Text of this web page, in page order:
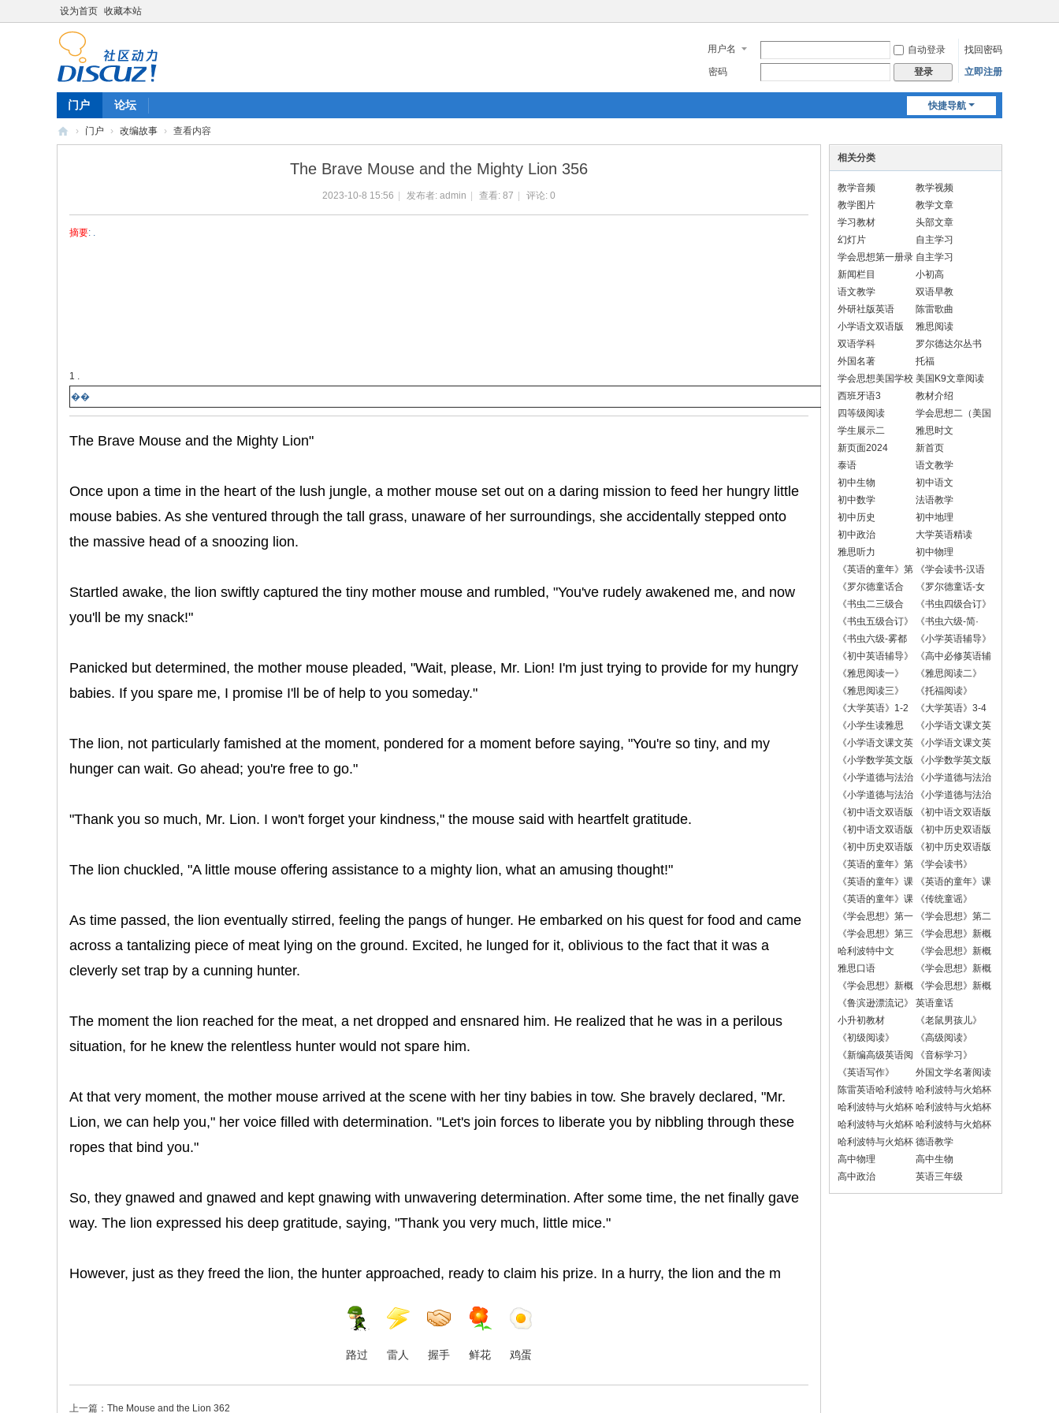
设为首页 收藏本站
用户名 自动登录
找回密码
密码
登录 立即注册
快捷导航
门户 论坛
› 门户 › 改编故事 › 查看内容
The Brave Mouse and the Mighty Lion 356
2023-10-8 15:56 发布者: admin 查看: 87 评论: 0
摘要: .
1 .
��
The Brave Mouse and the Mighty Lion"
Once upon a time in the heart of the lush jungle, a mother mouse set out on a daring mission to feed her hungry little
mouse babies. As she ventured through the tall grass, unaware of her surroundings, she accidentally stepped onto
the massive head of a snoozing lion.
Startled awake, the lion swiftly captured the tiny mother mouse and rumbled, "You've rudely awakened me, and now
you'll be my snack!"
Panicked but determined, the mother mouse pleaded, "Wait, please, Mr. Lion! I'm just trying to provide for my hungry
babies. If you spare me, I promise I'll be of help to you someday."
The lion, not particularly famished at the moment, pondered for a moment before saying, "You're so tiny, and my
hunger can wait. Go ahead; you're free to go."
"Thank you so much, Mr. Lion. I won't forget your kindness," the mouse said with heartfelt gratitude.
The lion chuckled, "A little mouse offering assistance to a mighty lion, what an amusing thought!"
As time passed, the lion eventually stirred, feeling the pangs of hunger. He embarked on his quest for food and came
across a tantalizing piece of meat lying on the ground. Excited, he lunged for it, oblivious to the fact that it was a
cleverly set trap by a cunning hunter.
The moment the lion reached for the meat, a net dropped and ensnared him. He realized that he was in a perilous
situation, for he knew the relentless hunter would not spare him.
At that very moment, the mother mouse arrived at the scene with her tiny babies in tow. She bravely declared, "Mr.
Lion, we can help you," her voice filled with determination. "Let's join forces to liberate you by nibbling through these
ropes that bind you."
So, they gnawed and gnawed and kept gnawing with unwavering determination. After some time, the net finally gave
way. The lion expressed his deep gratitude, saying, "Thank you very much, little mice."
However, just as they freed the lion, the hunter approached, ready to claim his prize. In a hurry, the lion and the m
路过 雷人 握手 鲜花 鸡蛋
上一篇： The Mouse and the Lion 362
相关分类
教学音频
教学视频
教学图片
教学文章
学习教材
头部文章
幻灯片
自主学习
学会思想第一册录
音.
自主学习
新闻栏目
小初高
语文教学
双语早教
外研社版英语
陈雷歌曲
小学语文双语版
雅思阅读
双语学科
罗尔德达尔丛书
外国名著
托福
学会思想美国学校
版
美国K9文章阅读
西班牙语3
教材介绍
四等级阅读
学会思想二（美国
小学六年级版）
学生展示二
雅思时文
新页面2024
新首页
泰语
语文教学
初中生物
初中语文
初中数学
法语教学
初中历史
初中地理
初中政治
大学英语精读
雅思听力
初中物理
《英语的童年》第
一册
《学会读书-汉语
版》
《罗尔德童话合
订》（《魔法手
指》+《了不起的
狐狸爸爸》+《小
乔治的神奇魔
药》）
《罗尔德童话-女
巫》
《书虫二三级合
订》
《书虫四级合订》
（《双城记》《黑
骏马》）
《书虫五级合订》
（《大卫科波菲
尔》《远大前
程》）
《书虫六级-简·
爱》
《书虫六级-雾都
孤儿》
《小学英语辅导》
《初中英语辅导》
《高中必修英语辅
导》
《雅思阅读一》
（加中心思想）
《雅思阅读二》
《雅思阅读三》
《托福阅读》
《大学英语》1-2
册
《大学英语》3-4
册
《小学生读雅思
一》
《小学语文课文英
文版一年级》
《小学语文课文英
文版二年级》
《小学语文课文英
文版三年级》
《小学数学英文版
1-3年级》
《小学数学英文版
4-6年级》
《小学道德与法治
2-3年级》
《小学道德与法治
4年级》
《小学道德与法治
5年级》
《小学道德与法治
6年级》
《初中语文双语版
七年级》
《初中语文双语版
八年级》
《初中语文双语版
九年级》
《初中历史双语版
七年级》
《初中历史双语版
八年级》
《初中历史双语版
九年级》
《英语的童年》第
二册
《学会读书》
《英语的童年》课
标版1-2年级
《英语的童年》课
标版3-4年级
《英语的童年》课
标版5-6年级
《传统童谣》
《学会思想》第一
册
《学会思想》第二
册
《学会思想》第三
册
《学会思想》新概
念版第一册
哈利波特中文
《学会思想》新概
念版第二册
雅思口语
《学会思想》新概
念版第三册
《学会思想》新概
念版第四册
《学会思想》新概
念版第五册
《鲁滨逊漂流记》
英语童话
小升初教材
《老鼠男孩儿》
《初级阅读》
《高级阅读》
《新编高级英语阅
读100篇》
《音标学习》
《英语写作》
外国文学名著阅读
陈雷英语哈利波特
学校
哈利波特与火焰杯
章节梗概汉语
哈利波特与火焰杯
章节梗概英语
哈利波特与火焰杯
章节梗概双语
哈利波特与火焰杯
人物简介汉语
哈利波特与火焰杯
人物简介英语
哈利波特与火焰杯
人物简介双语
德语教学
高中物理
高中生物
高中政治
英语三年级